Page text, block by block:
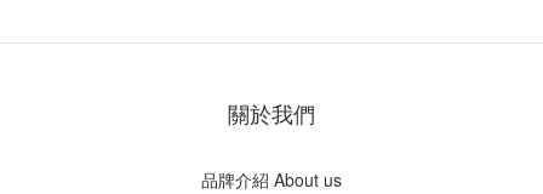
關於我們
品牌介紹 About us